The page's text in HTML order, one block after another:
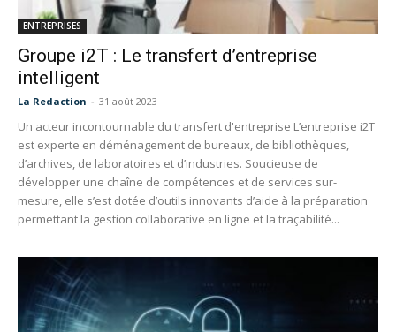
ENTREPRISES
Groupe i2T : Le transfert d’entreprise
intelligent
La Redaction - 31 août 2023
Un acteur incontournable du transfert d'entreprise L’entreprise i2T
est experte en déménagement de bureaux, de bibliothèques,
d’archives, de laboratoires et d’industries. Soucieuse de
développer une chaîne de compétences et de services sur-
mesure, elle s’est dotée d’outils innovants d’aide à la préparation
permettant la gestion collaborative en ligne et la traçabilité...